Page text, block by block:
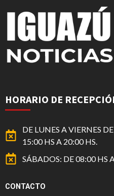
HORARIO DE
DE LUNES A VIERNES
15:00 HS A 20:00 HS.
SÁBADOS: DE 08:00 HS
CONTACTO